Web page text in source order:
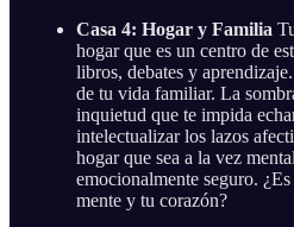
Casa 4: Hogar y Familia
hogar que es un centro de
libros, debates y
de tu vida familiar. La
inquietud que te impida
intelectualizar los lazos
hogar que sea a la vez
emocionalmente seguro.
mente y tu corazón?